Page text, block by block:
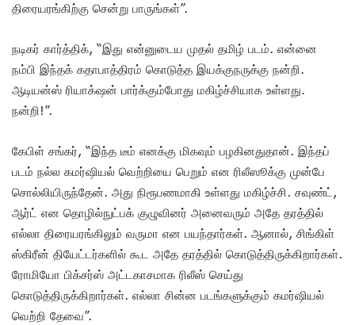
திரையரங்கிற்கு சென்று பாருங்கள்”.
நடிகர் கார்த்திக், “இது என்னுடைய முதல் தமிழ் படம். என்னை
நம்பி இந்தக் கதாபாத்திரம் கொடுத்த இயக்குநருக்கு நன்றி.
ஆடியன்ஸ் ரியாக்‌ஷன் பார்க்கும்போது மகிழ்ச்சியாக உள்ளது.
நன்றி!”.
கேபிள் சங்கர், “இந்த டீம் எனக்கு மிகவும் பழகினதுதான். இந்தப்
படம் நல்ல கமர்ஷியல் வெற்றியை பெறும் என ரிலீஸூக்கு முன்பே
சொல்லியிருந்தேன். அது நிரூபணமாகி உள்ளது மகிழ்ச்சி. சவுண்ட்,
ஆர்ட் என தொழில்நுட்பக் குழுவினர் அனைவரும் அதே தரத்தில்
எல்லா திரையரங்கிலும் வருமா என பயந்தார்கள். ஆனால், சிங்கிள்
ஸ்கிரீன் தியேட்டர்களில் கூட அதே தரத்தில் கொடுத்திருக்கிறார்கள்.
ரோமியோ பிக்சர்ஸ் அட்டகாசமாக ரிலீஸ் செய்து
கொடுத்திருக்கிறார்கள். எல்லா சின்ன படங்களுக்கும் கமர்ஷியல்
வெற்றி தேவை”.